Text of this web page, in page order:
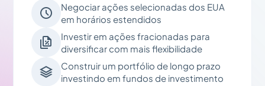

Negociar ações selecionadas dos EUA
em horários estendidos

Investir em ações fracionadas para
diversificar com mais flexibilidade

Construir um portfólio de longo prazo
investindo em fundos de investimento